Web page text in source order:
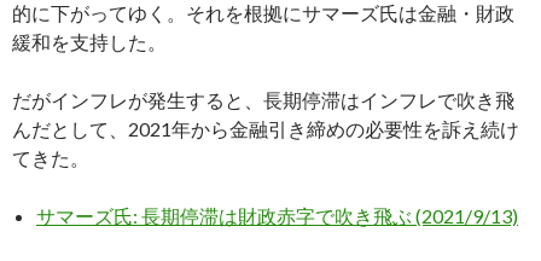
的に下がってゆく。それを根拠にサマーズ氏は金融・財政
緩和を支持した。
だがインフレが発生すると、長期停滞はインフレで吹き飛
んだとして、2021年から金融引き締めの必要性を訴え続け
てきた。
サマーズ氏: 長期停滞は財政赤字で吹き飛ぶ (2021/9/13)